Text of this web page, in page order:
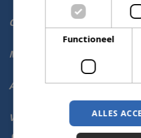
Volg ons
Openingstijden
Meer informatie
Aanmelden voor digitale
Functioneel
ALLES